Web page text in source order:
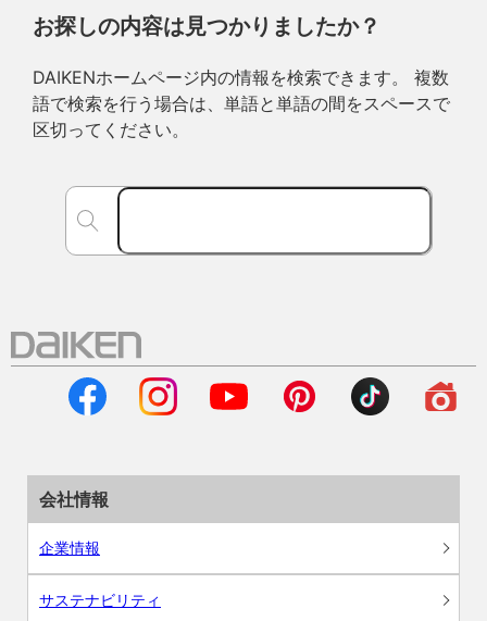
お探しの内容は見つかりましたか？
DAIKENホームページ内の情報を検索できます。 複数
語で検索を行う場合は、単語と単語の間をスペースで
区切ってください。
会社情報
企業情報
サステナビリティ